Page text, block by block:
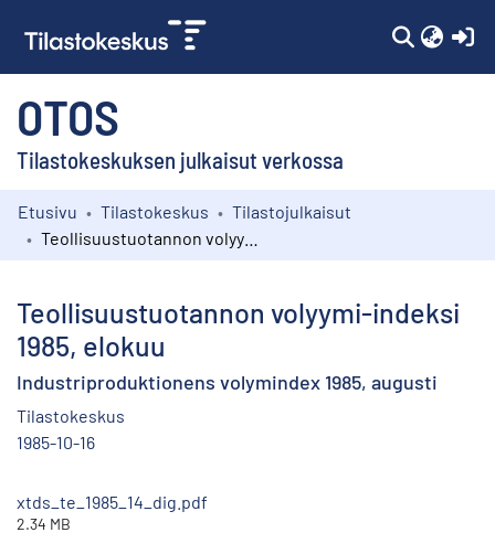
OTOS
Tilastokeskuksen julkaisut verkossa
Kokoelmat
Etusivu Tilastokeskus
Tilastojulkaisut
Teollisuustuotannon volyymi-indeksi
1985, elokuu
Industriproduktionens volymindex 1985, augusti
Tilastokeskus
1985-10-16
xtds_te_1985_14_dig.pdf
2.34 MB